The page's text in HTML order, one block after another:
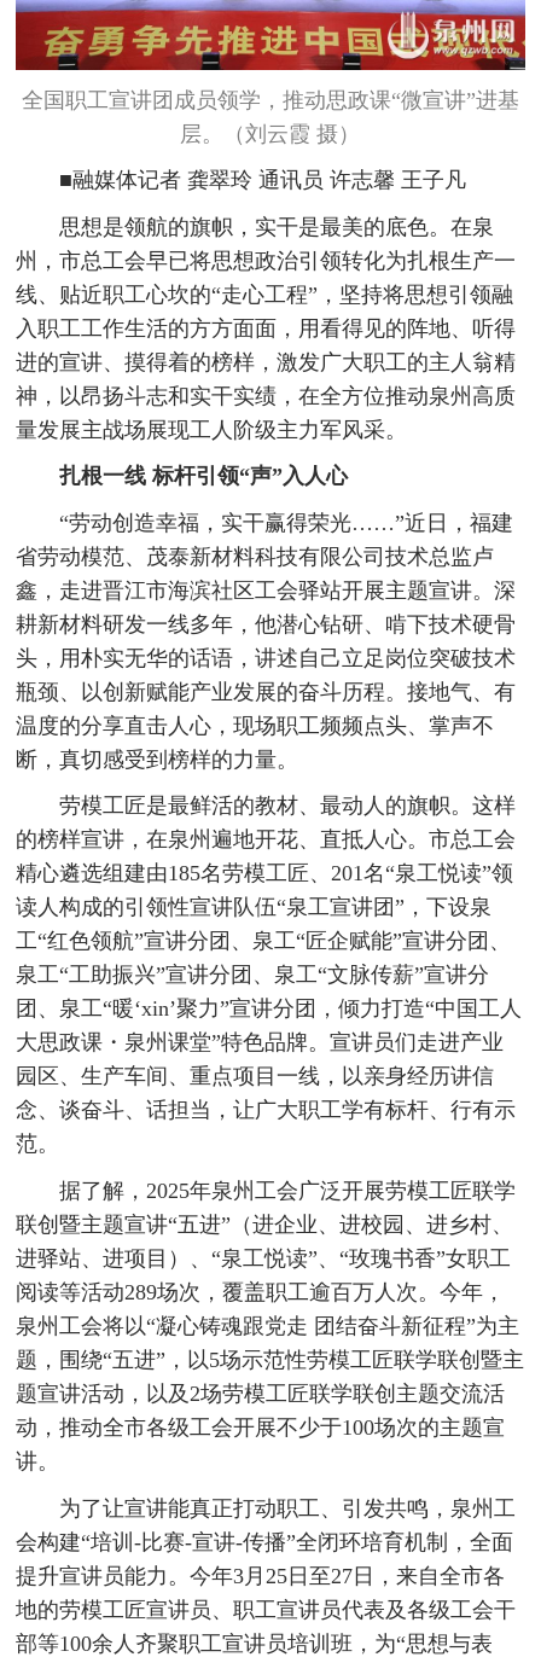
全国职工宣讲团成员领学，推动思政课“微宣讲”进基
层。（刘云霞 摄）
■融媒体记者 龚翠玲 通讯员 许志馨 王子凡
思想是领航的旗帜，实干是最美的底色。在泉
州，市总工会早已将思想政治引领转化为扎根生产一
线、贴近职工心坎的“走心工程”，坚持将思想引领融
入职工工作生活的方方面面，用看得见的阵地、听得
进的宣讲、摸得着的榜样，激发广大职工的主人翁精
神，以昂扬斗志和实干实绩，在全方位推动泉州高质
量发展主战场展现工人阶级主力军风采。
扎根一线 标杆引领“声”入人心
“劳动创造幸福，实干赢得荣光……”近日，福建
省劳动模范、茂泰新材料科技有限公司技术总监卢
鑫，走进晋江市海滨社区工会驿站开展主题宣讲。深
耕新材料研发一线多年，他潜心钻研、啃下技术硬骨
头，用朴实无华的话语，讲述自己立足岗位突破技术
瓶颈、以创新赋能产业发展的奋斗历程。接地气、有
温度的分享直击人心，现场职工频频点头、掌声不
断，真切感受到榜样的力量。
劳模工匠是最鲜活的教材、最动人的旗帜。这样
的榜样宣讲，在泉州遍地开花、直抵人心。市总工会
精心遴选组建由185名劳模工匠、201名“泉工悦读”领
读人构成的引领性宣讲队伍“泉工宣讲团”，下设泉
工“红色领航”宣讲分团、泉工“匠企赋能”宣讲分团、
泉工“工助振兴”宣讲分团、泉工“文脉传薪”宣讲分
团、泉工“暖‘xin’聚力”宣讲分团，倾力打造“中国工人
大思政课・泉州课堂”特色品牌。宣讲员们走进产业
园区、生产车间、重点项目一线，以亲身经历讲信
念、谈奋斗、话担当，让广大职工学有标杆、行有示
范。
据了解，2025年泉州工会广泛开展劳模工匠联学
联创暨主题宣讲“五进”（进企业、进校园、进乡村、
进驿站、进项目）、“泉工悦读”、“玫瑰书香”女职工
阅读等活动289场次，覆盖职工逾百万人次。今年，
泉州工会将以“凝心铸魂跟党走 团结奋斗新征程”为主
题，围绕“五进”，以5场示范性劳模工匠联学联创暨主
题宣讲活动，以及2场劳模工匠联学联创主题交流活
动，推动全市各级工会开展不少于100场次的主题宣
讲。
为了让宣讲能真正打动职工、引发共鸣，泉州工
会构建“培训-比赛-宣讲-传播”全闭环培育机制，全面
提升宣讲员能力。今年3月25日至27日，来自全市各
地的劳模工匠宣讲员、职工宣讲员代表及各级工会干
部等100余人齐聚职工宣讲员培训班，为“思想与表